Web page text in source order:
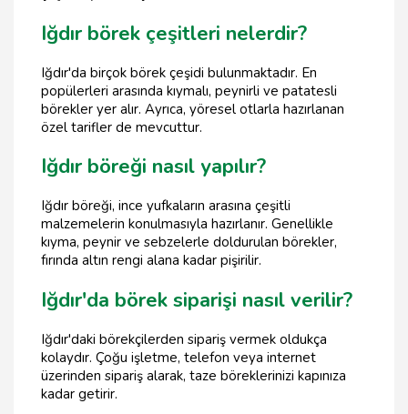
Iğdır börek çeşitleri nelerdir?
Iğdır'da birçok börek çeşidi bulunmaktadır. En
popülerleri arasında kıymalı, peynirli ve patatesli
börekler yer alır. Ayrıca, yöresel otlarla hazırlanan
özel tarifler de mevcuttur.
Iğdır böreği nasıl yapılır?
Iğdır böreği, ince yufkaların arasına çeşitli
malzemelerin konulmasıyla hazırlanır. Genellikle
kıyma, peynir ve sebzelerle doldurulan börekler,
fırında altın rengi alana kadar pişirilir.
Iğdır'da börek siparişi nasıl verilir?
Iğdır'daki börekçilerden sipariş vermek oldukça
kolaydır. Çoğu işletme, telefon veya internet
üzerinden sipariş alarak, taze böreklerinizi kapınıza
kadar getirir.